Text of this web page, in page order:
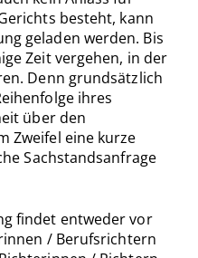
besteht, kann
geladen werden. Bis
Zeit vergehen, in der
Denn grundsätzlich
ihres
über den
Zweifel eine kurze
Sachstandsanfrage
findet entweder vor
/ Berufsrichtern